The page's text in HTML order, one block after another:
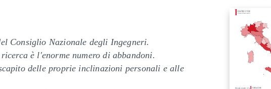
Consiglio Nazionale degli Ingegneri.
è l'enorme numero di abbandoni.
delle proprie inclinazioni personali e alle